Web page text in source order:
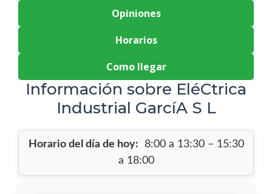
Opiniones
Horarios
Como llegar
Información sobre EléCtrica
Industrial GarcíA S L
Horario del día de hoy:
8:00 a 13:30 – 15:30
a 18:00